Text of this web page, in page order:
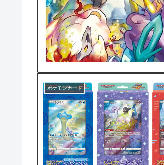
ポケモンカード